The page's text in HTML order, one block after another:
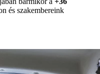
és szakembereink